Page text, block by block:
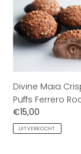
Maia
Crispy
Cream
Puffs
Ferrero
Rocher
Divine Maia
Puffs Ferrero
Normale
prijs
€15,00
UITVERKOCHT